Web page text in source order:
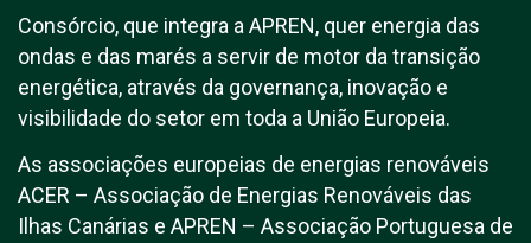
Consórcio, que integra a APREN, quer energia das
ondas e das marés a servir de motor da transição
energética, através da governança, inovação e
visibilidade do setor em toda a União Europeia.
As associações europeias de energias renováveis
ACER – Associação de Energias Renováveis das
Ilhas Canárias e APREN – Associação Portuguesa de